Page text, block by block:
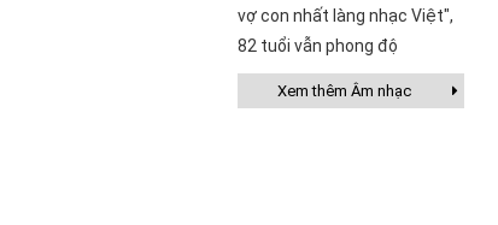
vợ con nhất làng nhạc Việt",
82 tuổi vẫn phong độ
Xem thêm Âm nhạc